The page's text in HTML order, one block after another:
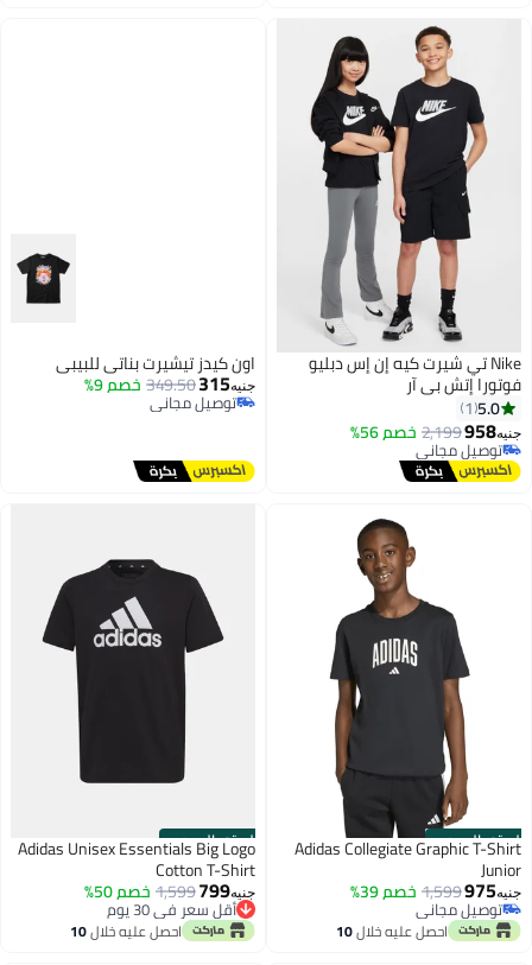
Nike تي شيرت كيه إن إس دبليو
فوتورا إتش بي آر
5.0
1
جنيه958
2,199خصم 56%
توصيل مجاني
توصيل مجاني
اون كيدز تيشيرت بناتي للبيبي
جنيه315
349.50خصم 9%
توصيل مجاني
توصيل مجاني
الستور الرسمي
Adidas Collegiate Graphic T-Shirt
Junior
جنيه975
1,599خصم 39%
توصيل مجاني
توصيل مجانياحصل عليه خلال10
الستور الرسمي
Adidas Unisex Essentials Big Logo
Cotton T-Shirt
جنيه799
1,599خصم 50%
أقل سعر في 30 يوم
أقل سعر في 30 يوماحصل عليه خلال10